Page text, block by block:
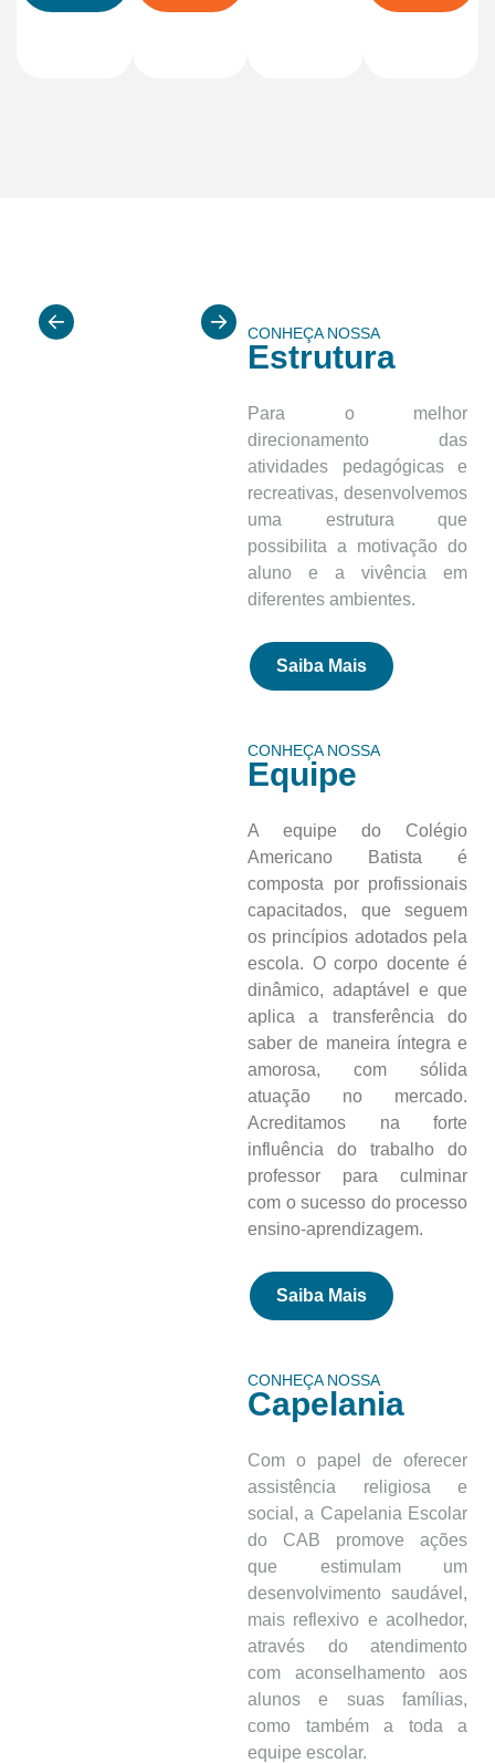
CONHEÇA NOSSA
Estrutura
Para o melhor
direcionamento das
atividades pedagógicas e
recreativas, desenvolvemos
uma estrutura que
possibilita a motivação do
aluno e a vivência em
diferentes ambientes.
Saiba Mais
CONHEÇA NOSSA
Equipe
A equipe do Colégio
Americano Batista é
composta por profissionais
capacitados, que seguem
os princípios adotados pela
escola. O corpo docente é
dinâmico, adaptável e que
aplica a transferência do
saber de maneira íntegra e
amorosa, com sólida
atuação no mercado.
Acreditamos na forte
influência do trabalho do
professor para culminar
com o sucesso do processo
ensino-aprendizagem.
Saiba Mais
CONHEÇA NOSSA
Capelania
Com o papel de oferecer
assistência religiosa e
social, a Capelania Escolar
do CAB promove ações
que estimulam um
desenvolvimento saudável,
mais reflexivo e acolhedor,
através do atendimento
com aconselhamento aos
alunos e suas famílias,
como também a toda a
equipe escolar.